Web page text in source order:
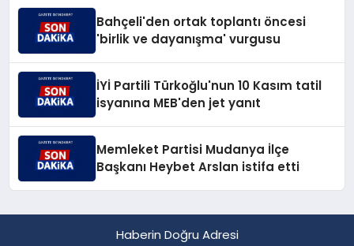
Bahçeli'den ortak toplantı öncesi
'birlik ve dayanışma' vurgusu
İYİ Partili Türkoğlu'nun 10 Kasım tatil
isyanına MEB'den jet yanıt
Memleket Partisi Mudanya İlçe
Başkanı Heybet Arslan istifa etti
Haberin Doğru Adresi